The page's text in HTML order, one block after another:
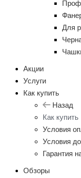
Для
Акции
Услуги
Как купить
Назад
Как купить
Условия
Условия
Гарантия
Обзоры